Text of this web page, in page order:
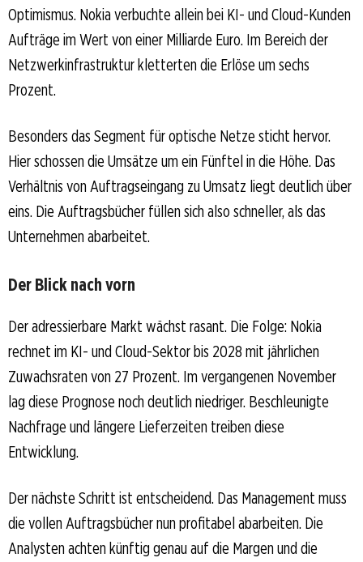
Optimismus. Nokia verbuchte allein bei KI- und Cloud-Kunden
Aufträge im Wert von einer Milliarde Euro. Im Bereich der
Netzwerkinfrastruktur kletterten die Erlöse um sechs
Prozent.
Besonders das Segment für optische Netze sticht hervor.
Hier schossen die Umsätze um ein Fünftel in die Höhe. Das
Verhältnis von Auftragseingang zu Umsatz liegt deutlich über
eins. Die Auftragsbücher füllen sich also schneller, als das
Unternehmen abarbeitet.
Der Blick nach vorn
Der adressierbare Markt wächst rasant. Die Folge: Nokia
rechnet im KI- und Cloud-Sektor bis 2028 mit jährlichen
Zuwachsraten von 27 Prozent. Im vergangenen November
lag diese Prognose noch deutlich niedriger. Beschleunigte
Nachfrage und längere Lieferzeiten treiben diese
Entwicklung.
Der nächste Schritt ist entscheidend. Das Management muss
die vollen Auftragsbücher nun profitabel abarbeiten. Die
Analysten achten künftig genau auf die Margen und die